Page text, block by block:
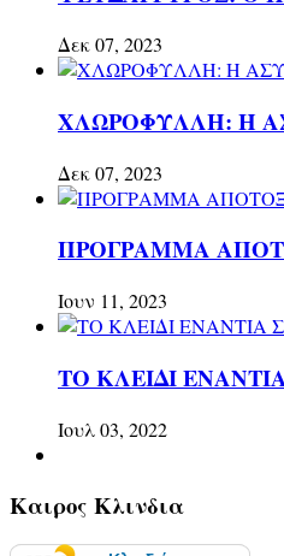
Δεκ 07, 2023
ΧΛΩΡΟΦΥΛΛΗ: H
Δεκ 07, 2023
ΠΡΟΓΡΑΜΜΑ
Ιουν 11, 2023
ΤΟ ΚΛΕΙΔΙ
Ιουλ 03, 2022
Καιρος Κλινδια